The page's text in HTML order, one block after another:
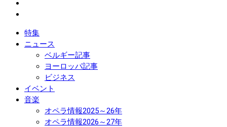
特集
ニュース
ベルギー記事
ヨーロッパ記事
ビジネス
イベント
音楽
オペラ情報2025～26年
オペラ情報2026～27年